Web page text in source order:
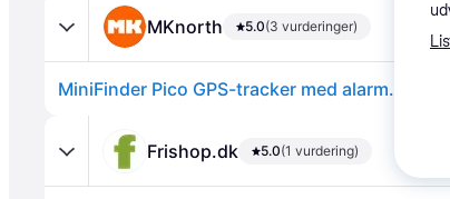
MKnorth 5.0(3 vurderinger)
MiniFinder Pico GPS-tracker med alarm.
Frishop.dk 5.0(1 vurdering)